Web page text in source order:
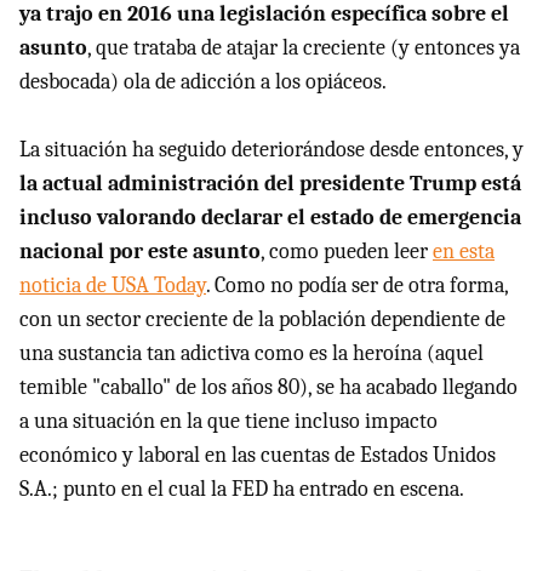
ya trajo en 2016 una legislación específica sobre el
asunto, que trataba de atajar la creciente (y entonces ya
desbocada) ola de adicción a los opiáceos.
La situación ha seguido deteriorándose desde entonces, y
la actual administración del presidente Trump está
incluso valorando declarar el estado de emergencia
nacional por este asunto, como pueden leeren esta
noticia de USA Today. Como no podía ser de otra forma,
con un sector creciente de la población dependiente de
una sustancia tan adictiva como es la heroína (aquel
temible "caballo" de los años 80), se ha acabado llegando
a una situación en la que tiene incluso impacto
económico y laboral en las cuentas de Estados Unidos
S.A.; punto en el cual la FED ha entrado en escena.